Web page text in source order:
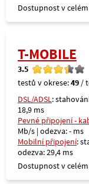
Dostupnost v
T-MOBILE
3.5
testů v okrese:49 /
DSL/ADSL:
18,9 ms
Pevné připojení -
Mb/s | odezva: - ms
Mobilní připojení:
odezva: 29,4 ms
Dostupnost v